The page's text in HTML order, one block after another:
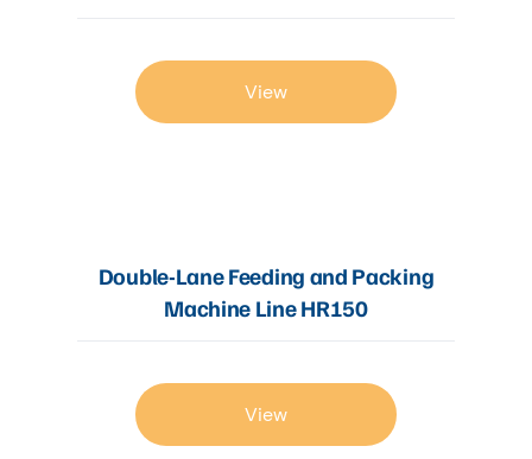
View
Double-Lane Feeding and Packing
Machine Line HR150
View